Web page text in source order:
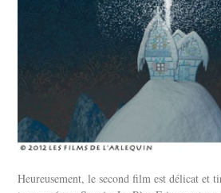
Heureusement, le second film est délicat et